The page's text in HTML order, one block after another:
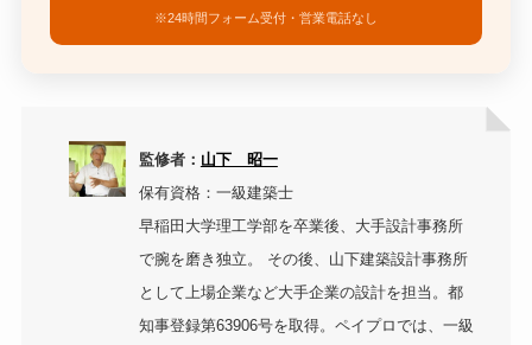
※24時間フォーム受付・営業電話なし
監修者： 山下 昭一
保有資格：一級建築士
早稲田大学理工学部を卒業後、大手設計事務所
で腕を磨き独立。 その後、山下建築設計事務所
として上場企業など大手企業の設計を担当。都
知事登録第63906号を取得。ペイプロでは、一級